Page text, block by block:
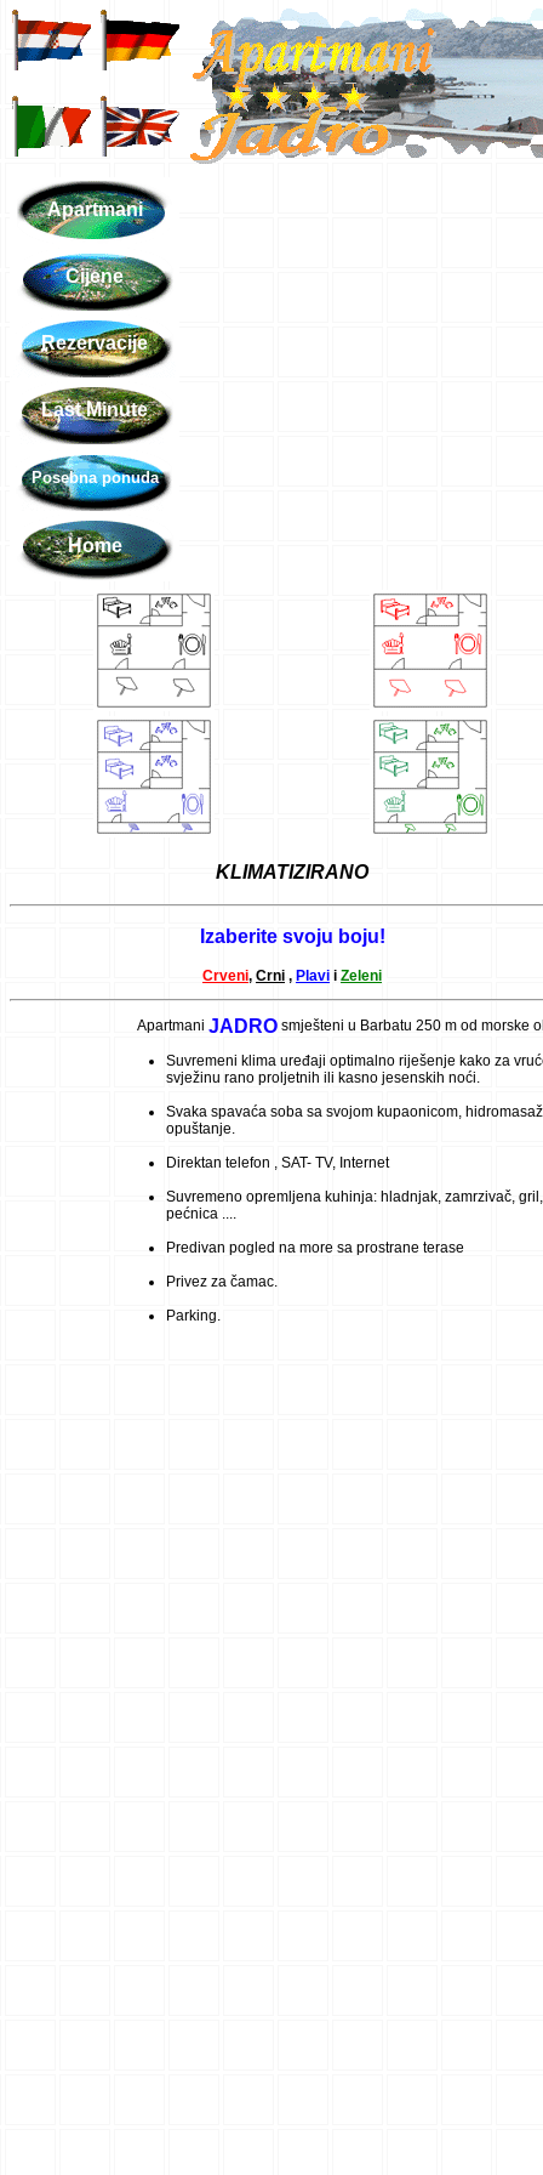
Apartmani
Cijene
Rezervacije
Last Minute
Posebna ponuda
Home
KLIMATIZIRANO
Izaberite svoju boju!
Crveni, Crni , Plavi i Zeleni
Apartmani JADROsmješteni u Barbatu 250 m od morske
Suvremeni klima uređaji optimalno riješenje kako za
svježinu rano proljetnih ili kasno jesenskih noći.
Svaka spavaća soba sa svojom kupaonicom,
opuštanje.
Direktan telefon , SAT- TV, Internet
Suvremeno opremljena kuhinja: hladnjak, zamrzivač,
pećnica ....
Predivan pogled na more sa prostrane terase
Privez za čamac.
Parking.